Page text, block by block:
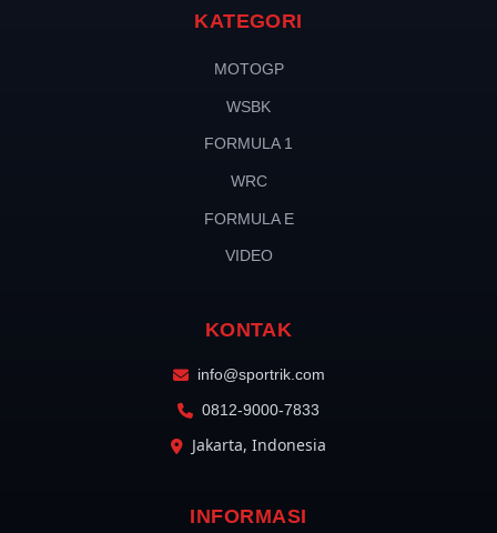
KATEGORI
MOTOGP
WSBK
FORMULA 1
WRC
FORMULA E
VIDEO
KONTAK
info@sportrik.com
0812-9000-7833
Jakarta, Indonesia
INFORMASI